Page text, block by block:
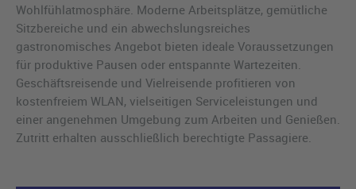
Wohlfühlatmosphäre. Moderne Arbeitsplätze, gemütliche
Sitzbereiche und ein abwechslungsreiches
gastronomisches Angebot bieten ideale Voraussetzungen
für produktive Pausen oder entspannte Wartezeiten.
Geschäftsreisende und Vielreisende profitieren von
kostenfreiem WLAN, vielseitigen Serviceleistungen und
einer angenehmen Umgebung zum Arbeiten und Genießen.
Zutritt erhalten ausschließlich berechtigte Passagiere.